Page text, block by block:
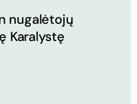
nugalėtojų
Karalystę